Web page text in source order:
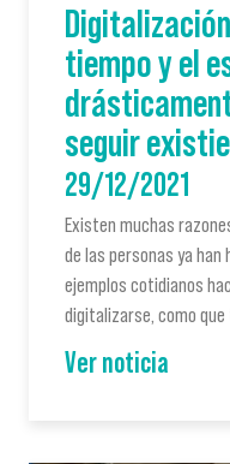
tiempo y el
seguir
29/12/2021
Existen muchas
de las personas ya han
ejemplos cotidianos
digitalizarse, como
Ver noticia